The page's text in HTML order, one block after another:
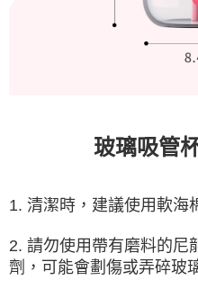
玻璃吸管
1. 清潔時，建議使用軟海
2. 請勿使用帶有磨料的尼
劑，可能會劃傷或弄碎玻